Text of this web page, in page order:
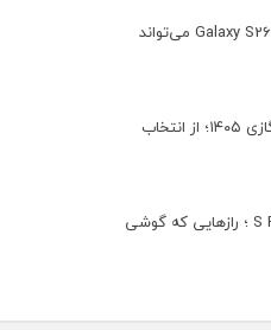
چگونه گوشی Galaxy S26 Ultra می‌تواند
راهنمای جامع کولر گازی ۱۴۰۵؛ از انتخاب
قابلیت‌های قلم S Pen ؛ رازهایی که گوشی